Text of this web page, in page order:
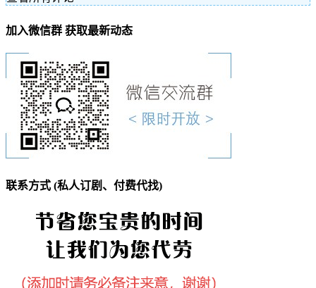
加入微信群 获取最新动态
联系方式 (私人订剧、付费代找)